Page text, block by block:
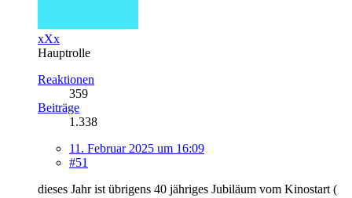
xXx
Hauptrolle
Reaktionen
359
Beiträge
1.338
11. Februar 2025 um 16:09
#51
dieses Jahr ist übrigens 40 jähriges Jubiläum vom Kinostart (